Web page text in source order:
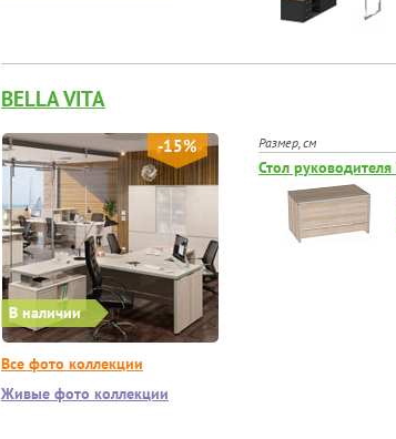
BELLA VITA
В наличии
-15%
Все фото коллекции
Живые фото коллекции
Размер, см
Стол